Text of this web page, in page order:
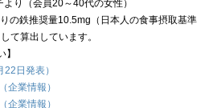
り（会員20～40代の女性）
の鉄推奨量10.5mg（日本人の食事摂取基準
て算出しています。
日発表）
企業情報）
企業情報）